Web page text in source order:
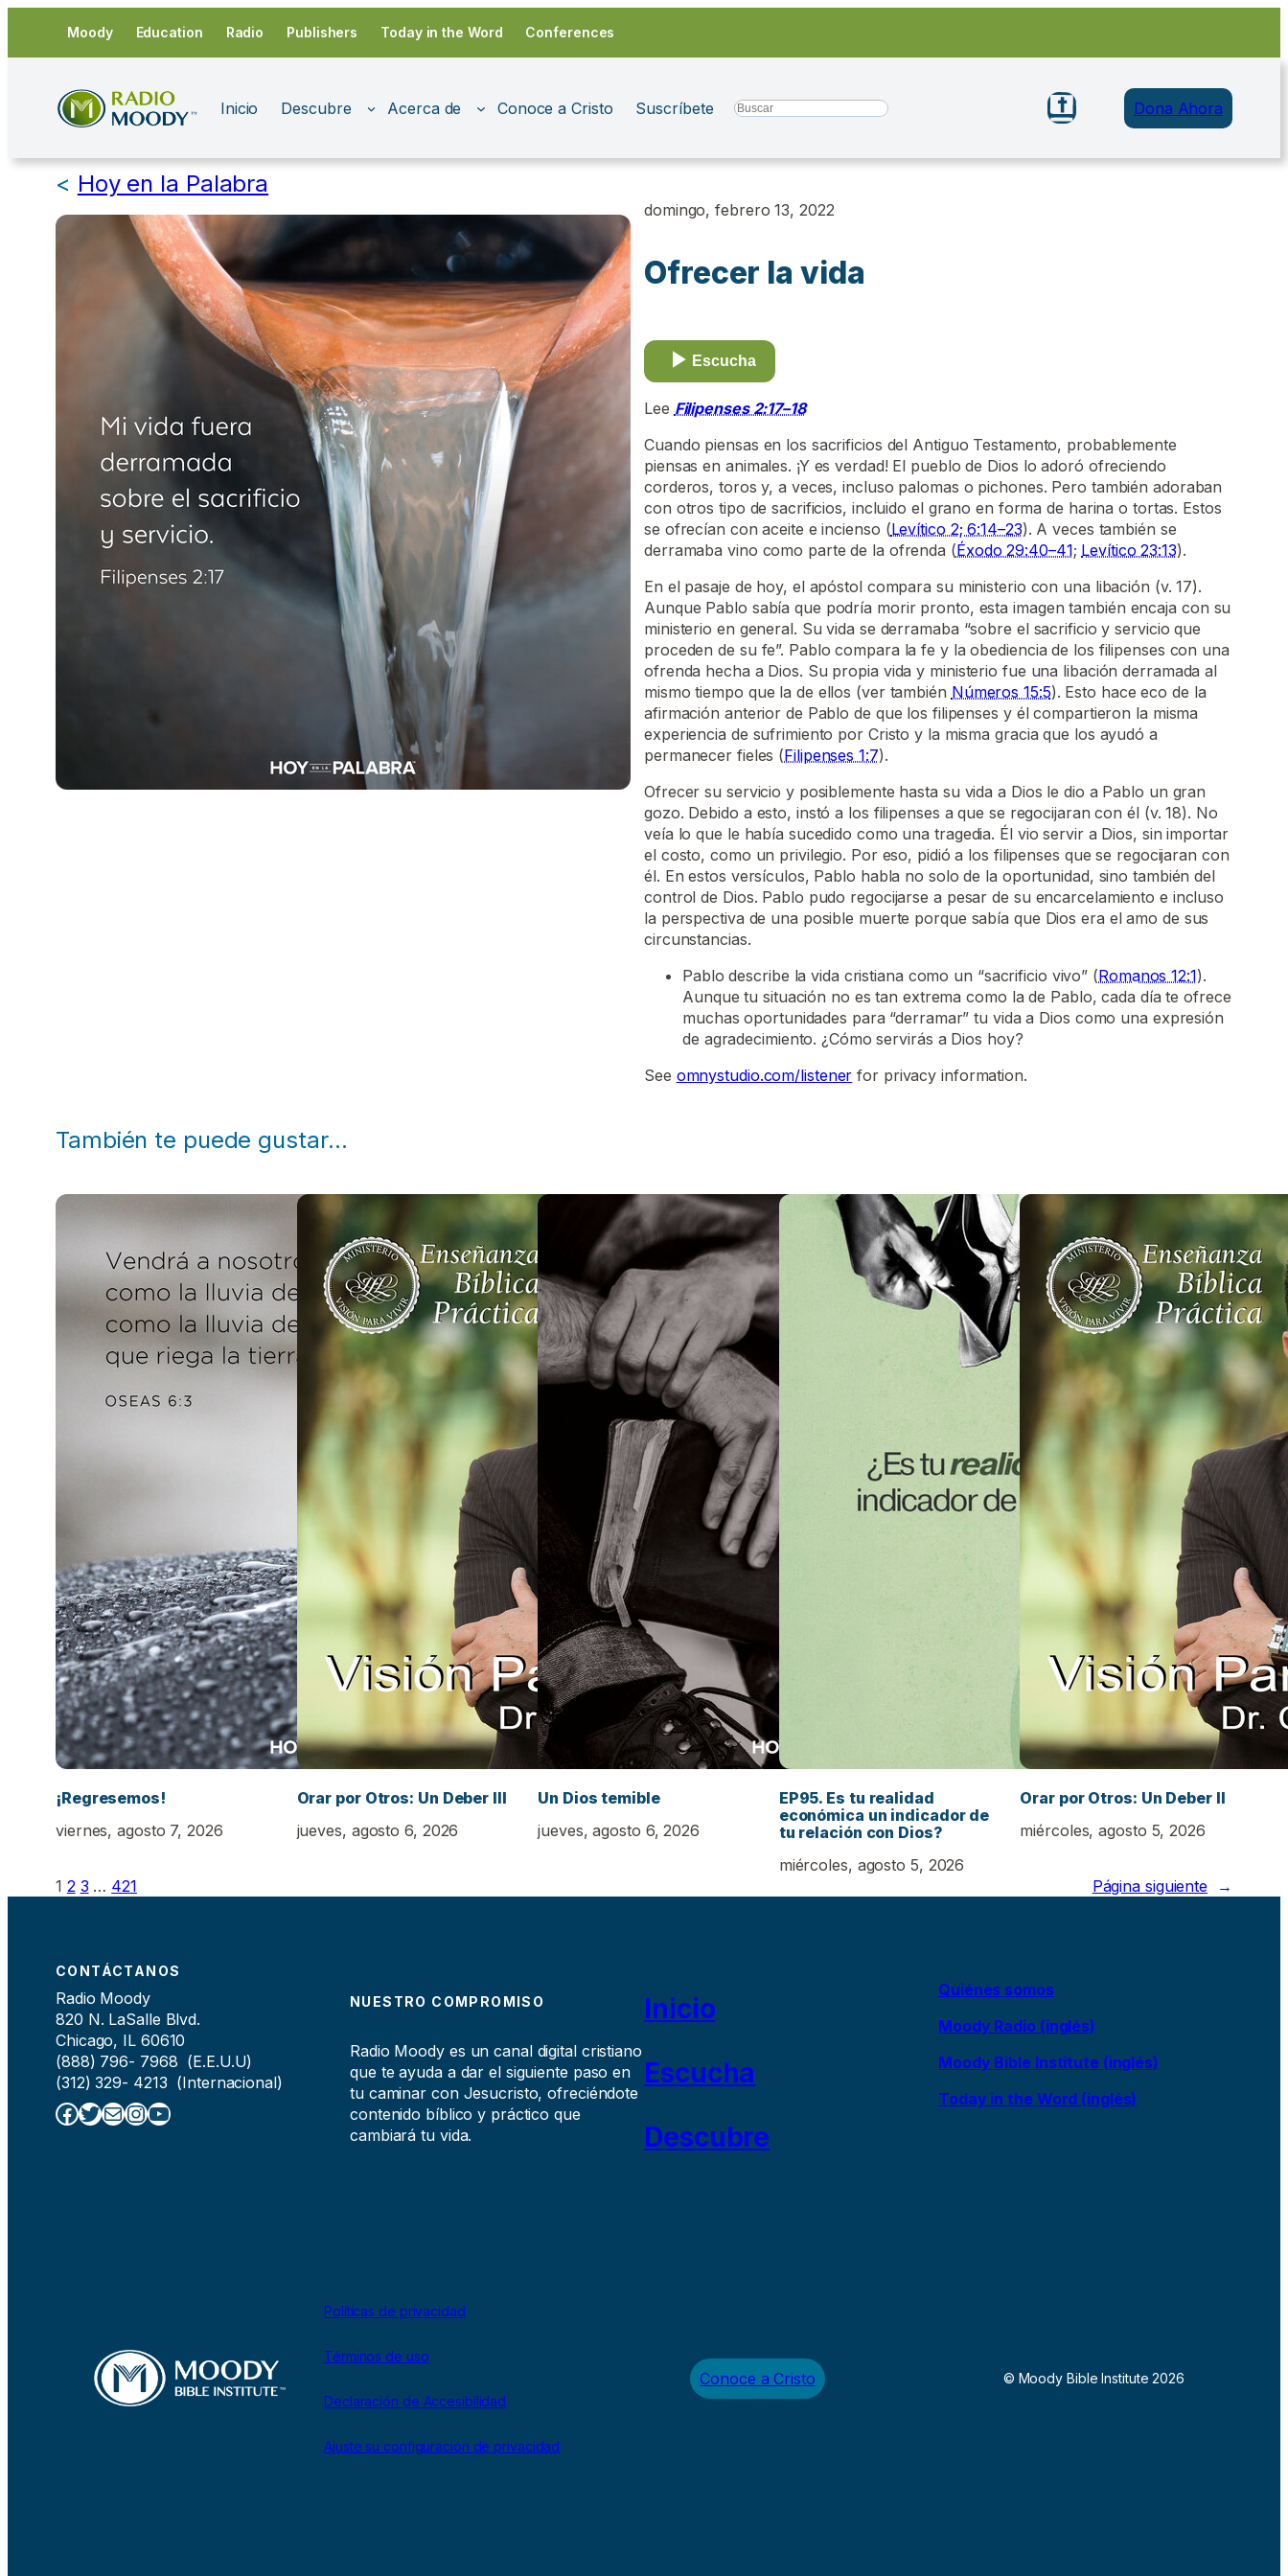
contenido
Moody Education Radio Publishers Today in the Word Conferences
Inicio Descubre Acerca de Conoce a Cristo Suscríbete Search Dona Ahora
< Hoy en la Palabra
domingo, febrero 13, 2022
Ofrecer la vida
Escucha
Lee Filipenses 2:17–18
Cuando piensas en los sacrificios del Antiguo Testamento, probablemente
piensas en animales. ¡Y es verdad! El pueblo de Dios lo adoró ofreciendo
corderos, toros y, a veces, incluso palomas o pichones. Pero también adoraban
con otros tipo de sacrificios, incluido el grano en forma de harina o tortas. Estos
se ofrecían con aceite e incienso (Levítico 2; 6:14–23). A veces también se
derramaba vino como parte de la ofrenda (Éxodo 29:40–41; Levítico 23:13).
En el pasaje de hoy, el apóstol compara su ministerio con una libación (v. 17).
Aunque Pablo sabía que podría morir pronto, esta imagen también encaja con su
ministerio en general. Su vida se derramaba “sobre el sacrificio y servicio que
proceden de su fe”. Pablo compara la fe y la obediencia de los filipenses con una
ofrenda hecha a Dios. Su propia vida y ministerio fue una libación derramada al
mismo tiempo que la de ellos (ver también Números 15:5). Esto hace eco de la
afirmación anterior de Pablo de que los filipenses y él compartieron la misma
experiencia de sufrimiento por Cristo y la misma gracia que los ayudó a
permanecer fieles (Filipenses 1:7).
Ofrecer su servicio y posiblemente hasta su vida a Dios le dio a Pablo un gran
gozo. Debido a esto, instó a los filipenses a que se regocijaran con él (v. 18). No
veía lo que le había sucedido como una tragedia. Él vio servir a Dios, sin importar
el costo, como un privilegio. Por eso, pidió a los filipenses que se regocijaran con
él. En estos versículos, Pablo habla no solo de la oportunidad, sino también del
control de Dios. Pablo pudo regocijarse a pesar de su encarcelamiento e incluso
la perspectiva de una posible muerte porque sabía que Dios era el amo de sus
circunstancias.
Pablo describe la vida cristiana como un “sacrificio vivo” (Romanos 12:1).
Aunque tu situación no es tan extrema como la de Pablo, cada día te ofrece
muchas oportunidades para “derramar” tu vida a Dios como una expresión
de agradecimiento. ¿Cómo servirás a Dios hoy?
See omnystudio.com/listener for privacy information.
También te puede gustar…
¡Regresemos!
viernes, agosto 7, 2026
Orar por Otros: Un Deber III
jueves, agosto 6, 2026
Un Dios temible
jueves, agosto 6, 2026
EP95. Es tu realidad
económica un indicador de
tu relación con Dios?
miércoles, agosto 5, 2026
Orar por Otros: Un Deber II
miércoles, agosto 5, 2026
1 2 3 … 421 Página siguiente →
CONTÁCTANOS
Radio Moody
820 N. LaSalle Blvd.
Chicago, IL 60610
(888) 796- 7968 (E.E.U.U)
(312) 329- 4213 (Internacional)
Facebook Twitter Correo electrónico InstagramYouTube
NUESTRO COMPROMISO
Radio Moody es un canal digital cristiano
que te ayuda a dar el siguiente paso en
tu caminar con Jesucristo, ofreciéndote
contenido bíblico y práctico que
cambiará tu vida.
Inicio
Escucha
Descubre
Quiénes somos
Moody Radio (inglés)
Moody Bible Institute (inglés)
Today in the Word (inglés)
Políticas de privacidad
Términos de uso
Declaración de Accesibilidad
Ajuste su configuración de privacidad
Conoce a Cristo © Moody Bible Institute 2026